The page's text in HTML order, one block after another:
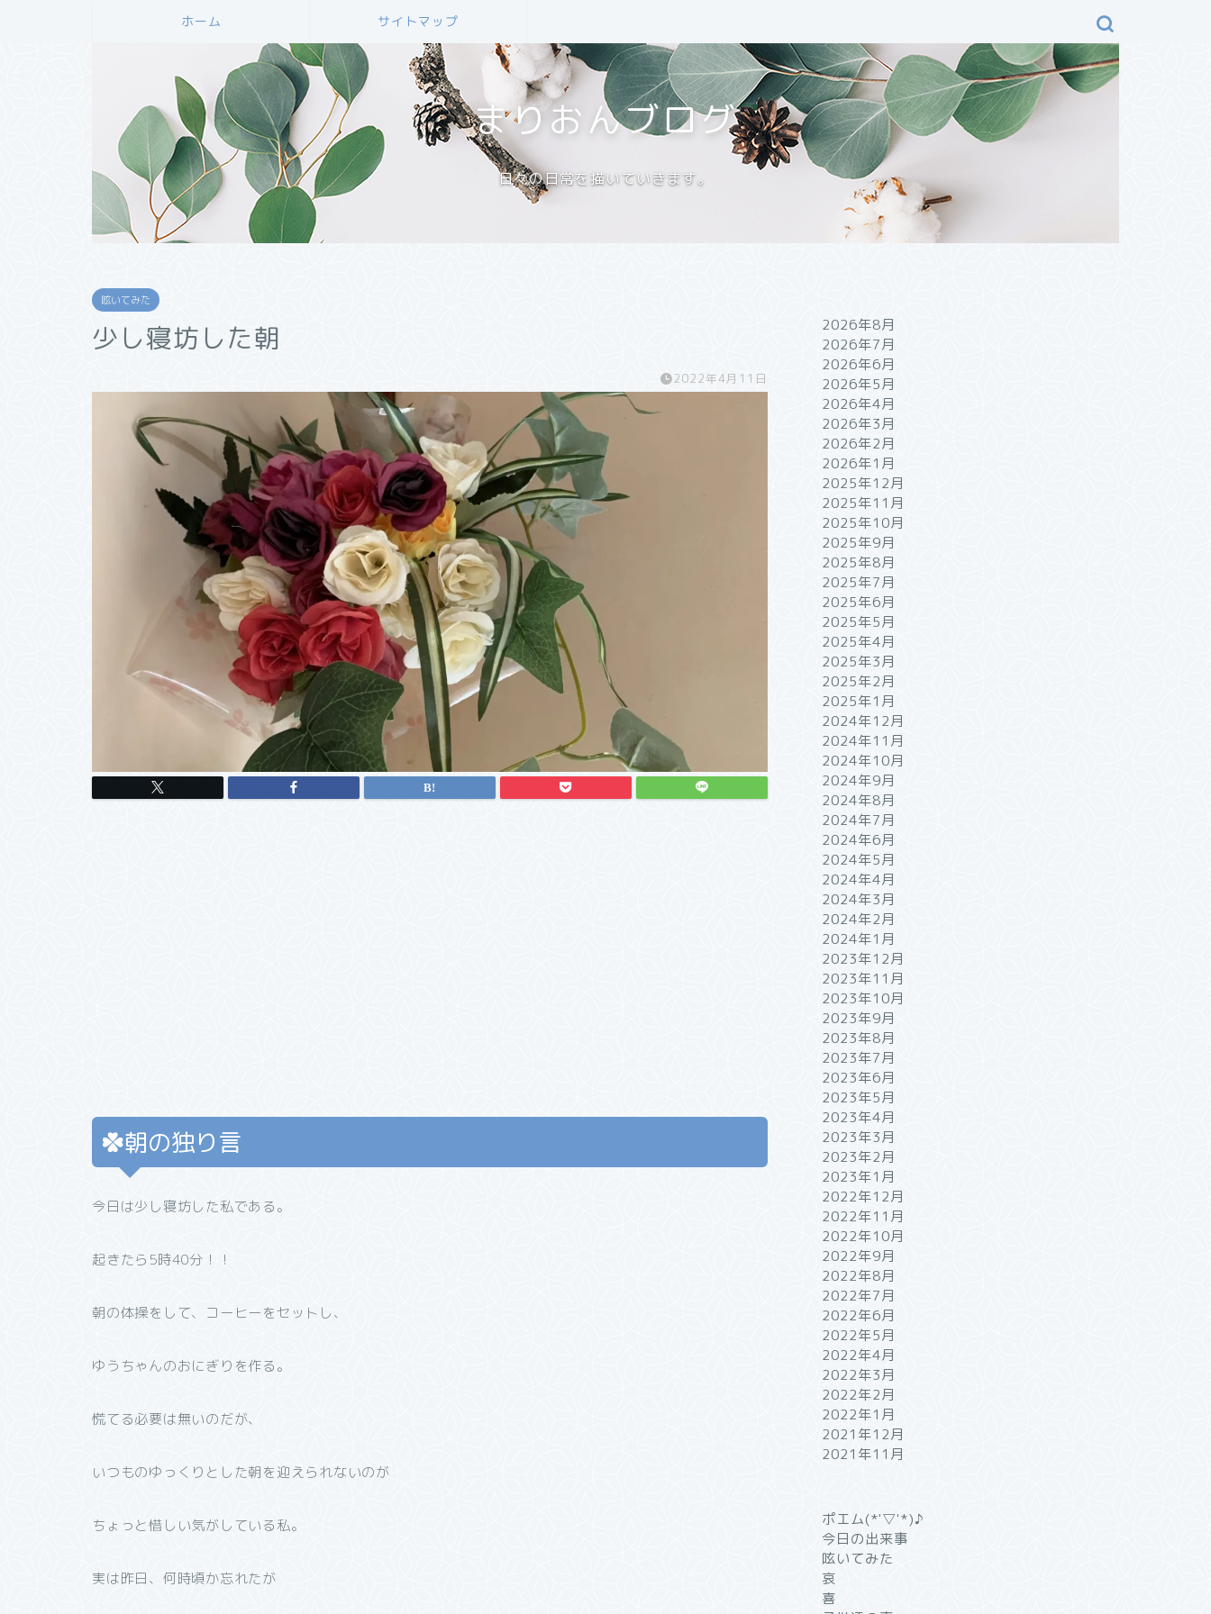
ホーム サイトマップ
まりおんブログ
日々の日常を描いていきます。
呟いてみた
少し寝坊した朝
2022年4月11日
朝の独り言
今日は少し寝坊した私である。
起きたら5時40分！！
朝の体操をして、コーヒーをセットし、
ゆうちゃんのおにぎりを作る。
慌てる必要は無いのだが、
いつものゆっくりとした朝を迎えられないのが
ちょっと惜しい気がしている私。
実は昨日、何時頃か忘れたが
2026年8月
2026年7月
2026年6月
2026年5月
2026年4月
2026年3月
2026年2月
2026年1月
2025年12月
2025年11月
2025年10月
2025年9月
2025年8月
2025年7月
2025年6月
2025年5月
2025年4月
2025年3月
2025年2月
2025年1月
2024年12月
2024年11月
2024年10月
2024年9月
2024年8月
2024年7月
2024年6月
2024年5月
2024年4月
2024年3月
2024年2月
2024年1月
2023年12月
2023年11月
2023年10月
2023年9月
2023年8月
2023年7月
2023年6月
2023年5月
2023年4月
2023年3月
2023年2月
2023年1月
2022年12月
2022年11月
2022年10月
2022年9月
2022年8月
2022年7月
2022年6月
2022年5月
2022年4月
2022年3月
2022年2月
2022年1月
2021年12月
2021年11月
ポエム(*'▽'*)♪
今日の出来事
呟いてみた
哀
喜